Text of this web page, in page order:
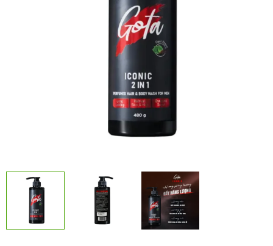
lượng